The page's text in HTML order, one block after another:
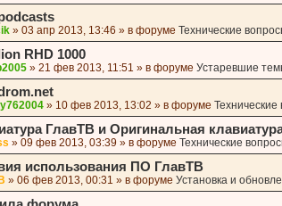
» 03 апр 2013, 13:46 » в форуме Технические
RHD 1000
» 21 фев 2013, 11:51 » в форуме Устаревшие
» 10 фев 2013, 13:02 » в форуме Технические
ГлавТВ и Оригинальная
» 09 фев 2013, 03:39 » в форуме Технические
использования ПО ГлавТВ
» 06 фев 2013, 00:31 » в форуме Установка и